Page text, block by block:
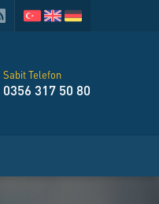
Sabit Telefon
0356 317 50 80